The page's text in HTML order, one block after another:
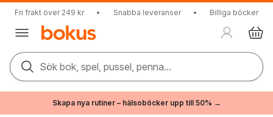
Fri frakt över 249 kr • Snabba leveranser • Billiga böcker
Sök bok, spel, pussel, penna...
Skapa nya rutiner – hälsoböcker upp till 50% →